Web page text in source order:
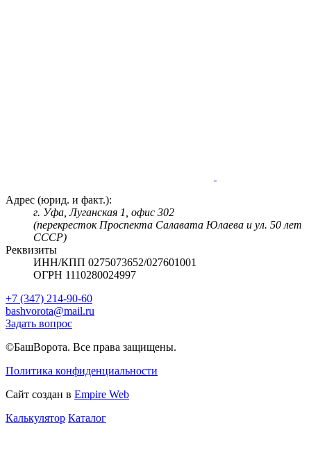
Адрес (юрид. и факт.):
г. Уфа, Луганская 1, офис 302
(перекресток Проспекта Салавата Юлаева и ул. 50 лет
СССР)
Реквизиты
ИНН/КПП 0275073652/027601001
ОГРН 1110280024997
+7 (347) 214-90-60
bashvorota@mail.ru
Задать вопрос
©БашВорота. Все права защищены.
Политика конфиденциальности
Сайт создан в Empire Web
Калькулятор Каталог